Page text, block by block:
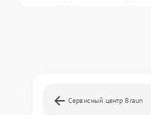
Сервисный центр Braun